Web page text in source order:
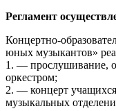
Регламент
Концертно-
юных музыкантов»
1. — прослушивание,
оркестром;
2. — концерт
музыкальных